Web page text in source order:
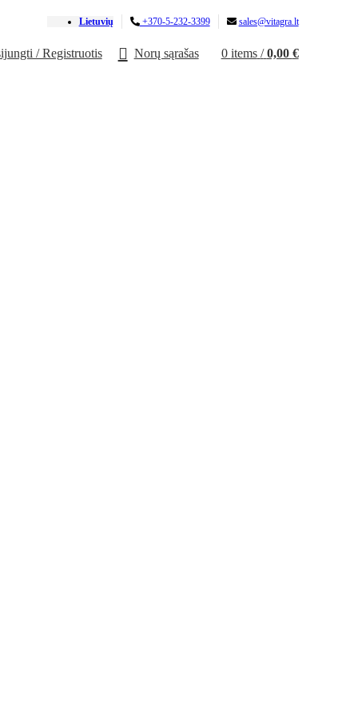
Lietuvių +370-5-232-3399 sales@vitagra.lt
/ Registruotis Norų sąrašas 0 items / 0,00 €